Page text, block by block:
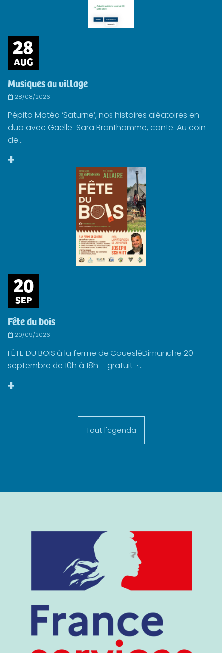
28
AUG
Musiques au village
28/08/2026
Pépito Matéo ‘Saturne’, nos histoires aléatoires en
duo avec Gaëlle-Sara Branthomme, conte. Au coin
de...
+
20
SEP
Fête du bois
20/09/2026
FÊTE DU BOIS à la ferme de CouesléDimanche 20
septembre de 10h à 18h – gratuit ·...
+
Tout l'agenda